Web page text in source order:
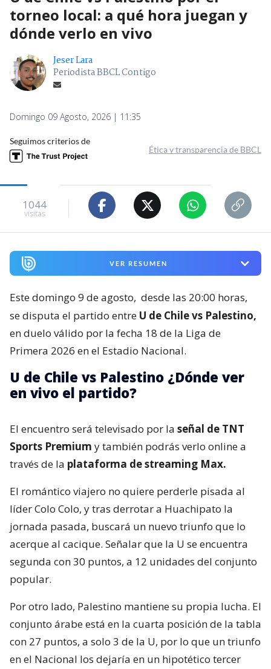
torneo local: a qué hora juegan y
dónde verlo en vivo
Jeser Lara
Periodista BBCL Contigo
Domingo 09 Agosto, 2026 | 11:35
Seguimos criterios de
Ética y transparencia de BBCL
1044
visitas
VER RESUMEN
Este domingo 9 de agosto, desde las 20:00 horas,
se disputa el partido entre U de Chile vs Palestino,
en duelo válido por la fecha 18 de la Liga de
Primera 2026 en el Estadio Nacional.
U de Chile vs Palestino ¿Dónde ver
en vivo el partido?
El encuentro será televisado por la señal de TNT
Sports Premium y también podrás verlo online a
través de la plataforma de streaming Max.
El romántico viajero no quiere perderle pisada al
líder Colo Colo, y tras derrotar a Huachipato la
jornada pasada, buscará un nuevo triunfo que lo
acerque al cacique. Señalar que la U se encuentra
segunda con 30 puntos, a 12 unidades del conjunto
popular.
Por otro lado, Palestino mantiene su propia lucha. El
conjunto árabe está en la cuarta posición de la tabla
con 27 puntos, a solo 3 de la U, por lo que un triunfo
en el Nacional los dejaría en un hipotético tercer